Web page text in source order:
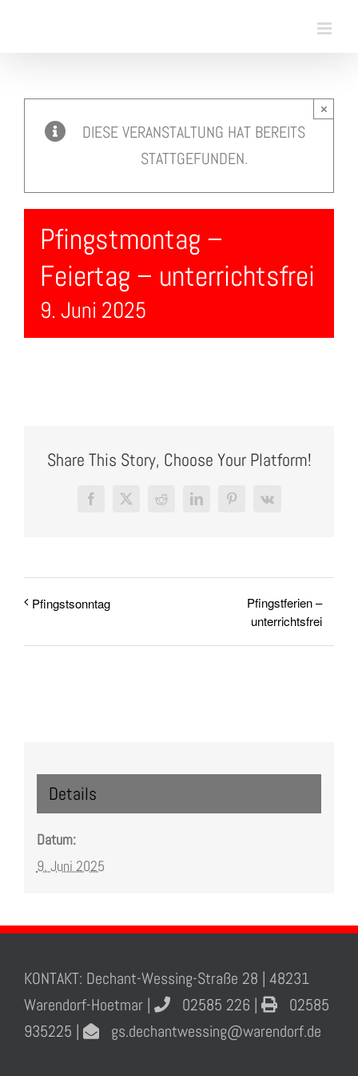
DIESE VERANSTALTUNG HAT BEREITS
STATTGEFUNDEN.
×
Pfingstmontag –
Feiertag – unterrichtsfrei
9. Juni 2025
Share This Story, Choose Your Platform!
Facebook
X RedditLinkedInPinterest
Vk
Pfingstsonntag
Pfingstferien –
unterrichtsfrei
Details
Datum:
9. Juni 2025
KONTAKT: Dechant-Wessing-Straße 28 | 48231
Warendorf-Hoetmar |
02585 226 |
02585
935225 |
gs.dechantwessing@warendorf.de